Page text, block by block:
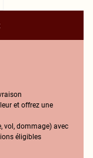
et offrez une
vol, dommage) avec
éligibles